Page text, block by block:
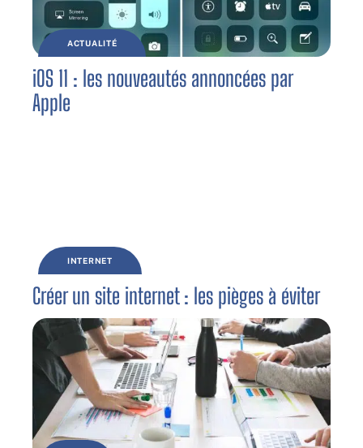
ACTUALITÉ
iOS 11 : les nouveautés annoncées par
Apple
INTERNET
Créer un site internet : les pièges à éviter